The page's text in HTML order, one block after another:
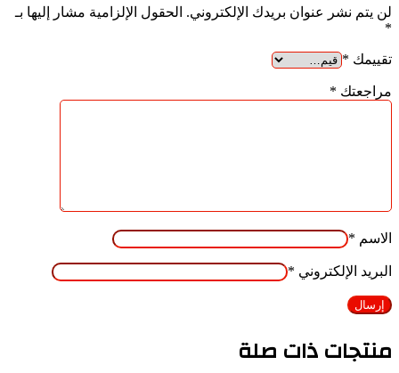
لن يتم نشر عنوان بريدك الإلكتروني. الحقول الإلزامية مشار إليها بـ
*
تقييمك *
مراجعتك *
الاسم *
البريد الإلكتروني *
منتجات ذات صلة